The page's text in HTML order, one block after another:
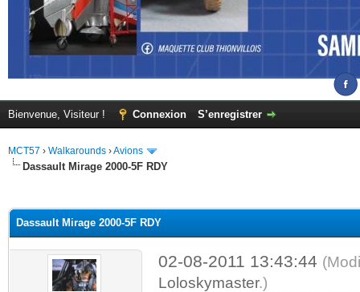
Bienvenue, Visiteur ! Connexion S’enregistrer
MCT57 › Walkarounds ›Avions
Dassault Mirage 2000-5F RDY
Dassault Mirage 2000-5F RDY
02-08-2011 13:43:44
Loloskymaster.)